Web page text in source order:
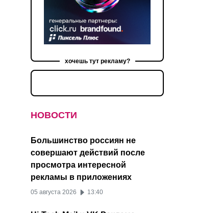
хочешь тут рекламу?
НОВОСТИ
Большинство россиян не
совершают действий после
просмотра интересной
рекламы в приложениях
05 августа 2026 13:40